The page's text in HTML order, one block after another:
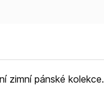
zimní pánské kolekce.